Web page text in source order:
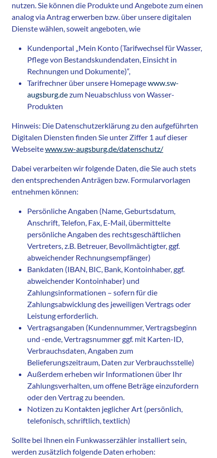
nutzen. Sie können die Produkte und Angebote zum einen
analog via Antrag erwerben bzw. über unsere digitalen
Dienste wählen, soweit angeboten, wie
Kundenportal „Mein Konto (Tarifwechsel für Wasser,
Pflege von Bestandskundendaten, Einsicht in
Rechnungen und Dokumente)“,
Tarifrechner über unsere Homepagewww.sw-
augsburg.dezum Neuabschluss von Wasser-
Produkten
Hinweis: Die Datenschutzerklärung zu den aufgeführten
Digitalen Diensten finden Sie unter Ziffer 1 auf dieser
Webseitewww.sw-augsburg.de/datenschutz/
Dabei verarbeiten wir folgende Daten, die Sie auch stets
den entsprechenden Anträgen bzw. Formularvorlagen
entnehmen können:
Persönliche Angaben (Name, Geburtsdatum,
Anschrift, Telefon, Fax, E-Mail, übermittelte
persönliche Angaben des rechtsgeschäftlichen
Vertreters, z.B. Betreuer, Bevollmächtigter, ggf.
abweichender Rechnungsempfänger)
Bankdaten (IBAN, BIC, Bank, Kontoinhaber, ggf.
abweichender Kontoinhaber) und
Zahlungsinformationen – sofern für die
Zahlungsabwicklung des jeweiligen Vertrags oder
Leistung erforderlich.
Vertragsangaben (Kundennummer, Vertragsbeginn
und -ende, Vertragsnummer ggf. mit Karten-ID,
Verbrauchsdaten, Angaben zum
Belieferungszeitraum, Daten zur Verbrauchsstelle)
Außerdem erheben wir Informationen über Ihr
Zahlungsverhalten, um offene Beträge einzufordern
oder den Vertrag zu beenden.
Notizen zu Kontakten jeglicher Art (persönlich,
telefonisch, schriftlich, textlich)
Sollte bei Ihnen ein Funkwasserzähler installiert sein,
werden zusätzlich folgende Daten erhoben: